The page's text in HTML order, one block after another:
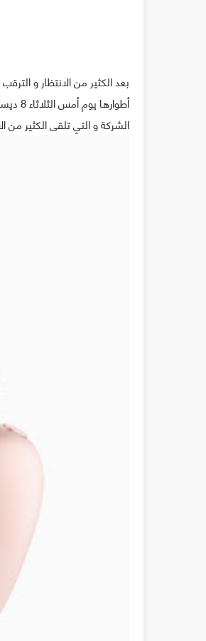
بعد الكثير من الانتظار و
الشركة و التي تلقى الكثير من